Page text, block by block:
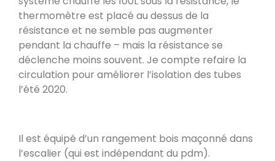
PDM modèle S
Urmatt 67280
Poele de masse L
Devay 58300
chauffant
Heusy
thermomètre est placé au dessus de la
résistance et ne semble pas augmenter
pendant la chauffe – mais la résistance se
déclenche moins souvent. Je compte refaire la
circulation pour améliorer l’isolation des tubes
l’été 2020.
Il est équipé d’un rangement bois maçonné dans
l’escalier (qui est indépendant du pdm).